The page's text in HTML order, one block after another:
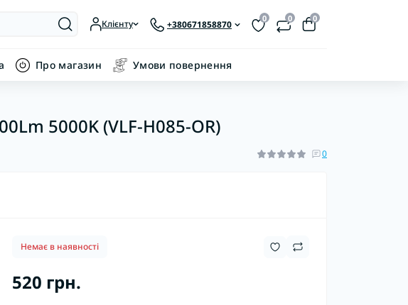
Клієнту +380671858870
0 0 0
Про магазин Умови повернення
5000K (VLF-H085-OR)
0
Немає в наявності
520 грн.